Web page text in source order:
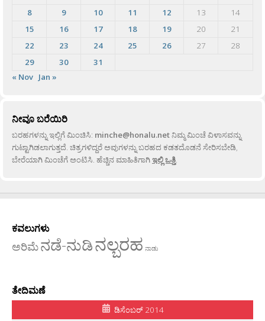
8
9 10 11 12 13
14
15
16 17 18 19 20
21
22
23 24 25 26 27
28
29
30
31
« Nov Jan »
ನೀವೂ ಬರೆಯಿರಿ
ಬರಹಗಳನ್ನು ಇಲ್ಲಿಗೆ ಮಿಂಚಿಸಿ: minche@honalu.netನಿಮ್ಮ ಮಿಂಚೆ ವಿಳಾಸವನ್ನು
ಗುಟ್ಟಾಗಿಡಲಾಗುತ್ತದೆ. ಚಿತ್ರಗಳಿದ್ದರೆ ಅವುಗಳನ್ನು ಬರಹದ ಕಡತದೊಡನೆ ಸೇರಿಸಬೇಡಿ,
ಬೇರೆಯಾಗಿ ಮಿಂಚೆಗೆ ಅಂಟಿಸಿ. ಹೆಚ್ಚಿನ ಮಾಹಿತಿಗಾಗಿಇಲ್ಲಿ ಒತ್ತಿ.
ಕವಲುಗಳು
ಅರಿಮೆನಡೆ-ನುಡಿನಲ್ಬರಹ ನಾಡು
ತೇದಿಮಣೆ
ಡಿಸೆಂಬರ್ 2014